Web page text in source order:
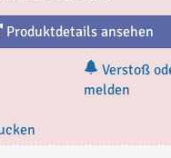
Produktdetails ansehen
Verstoß
melden